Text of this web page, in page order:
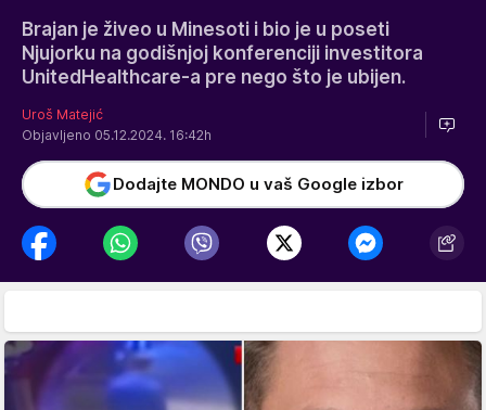
Brajan je živeo u Minesoti i bio je u poseti
Njujorku na godišnjoj konferenciji investitora
UnitedHealthcare-a pre nego što je ubijen.
Uroš Matejić
Objavljeno 05.12.2024. 16:42h
Dodajte MONDO u vaš Google izbor